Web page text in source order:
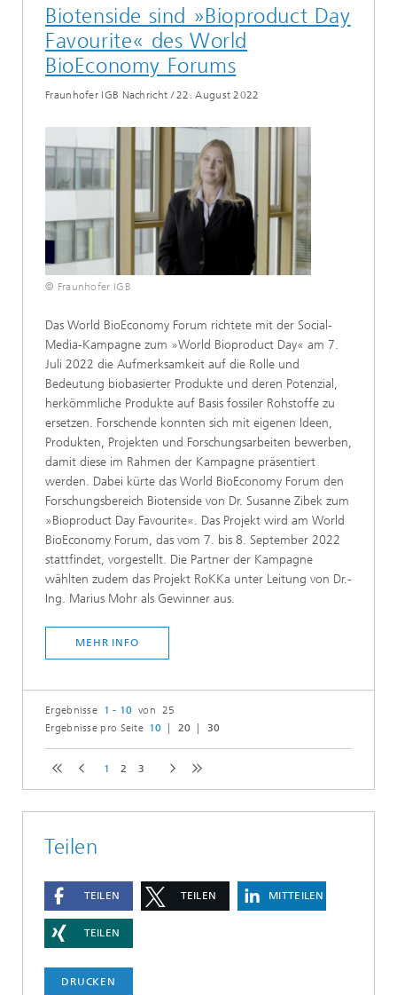
Biotenside sind »Bioproduct Day
Favourite« des World
BioEconomy Forums
Fraunhofer IGB Nachricht /22. August 2022
© Fraunhofer IGB
Das World BioEconomy Forum richtete mit der Social-
Media-Kampagne zum »World Bioproduct Day« am 7.
Juli 2022 die Aufmerksamkeit auf die Rolle und
Bedeutung biobasierter Produkte und deren Potenzial,
herkömmliche Produkte auf Basis fossiler Rohstoffe zu
ersetzen. Forschende konnten sich mit eigenen Ideen,
Produkten, Projekten und Forschungsarbeiten bewerben,
damit diese im Rahmen der Kampagne präsentiert
werden. Dabei kürte das World BioEconomy Forum den
Forschungsbereich Biotenside von Dr. Susanne Zibek zum
»Bioproduct Day Favourite«. Das Projekt wird am World
BioEconomy Forum, das vom 7. bis 8. September 2022
stattfindet, vorgestellt. Die Partner der Kampagne
wählten zudem das Projekt RoKKa unter Leitung von Dr.-
Ing. Marius Mohr als Gewinner aus.
MEHR INFO
Ergebnisse 1 - 10 von 25
Ergebnisse pro Seite 10 20 30
1 2 3
Teilen
TEILEN TEILEN MITTEILEN
TEILEN
DRUCKEN